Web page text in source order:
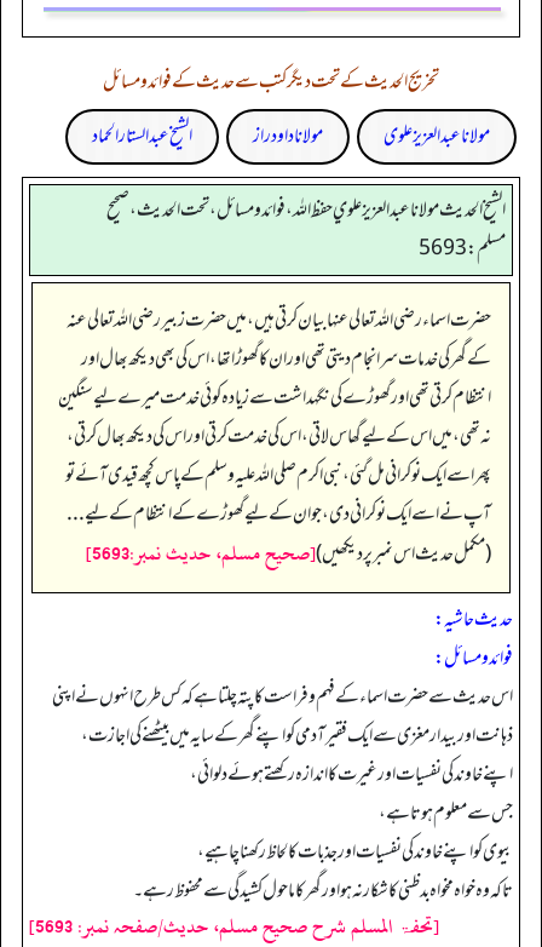
تخریج الحدیث کے تحت دیگر کتب سے حدیث کے فوائد و مسائل
مولانا عبد العزیز علوی
مولانا داود راز الشیخ عبدالستار الحماد
الشيخ الحديث مولانا عبدالعزيز علوي حفظ الله، فوائد و مسائل، تحت الحديث ، صحيح
مسلم: 5693
حضرت اسماء رضی اللہ تعالی عنہا بیان کرتی ہیں، میں حضرت زبیر رضی اللہ تعالی عنہ
کے گھر کی خدمات سر انجام دیتی تھی اور ان کا گھوڑا تھا، اس کی بھی دیکھ بھال اور
انتظام کرتی تھی اور گھوڑے کی نگہداشت سے زیادہ کوئی خدمت میرے لیے سنگین
نہ تھی، میں اس کے لیے گھاس لاتی، اس کی خدمت کرتی اور اس کی دیکھ بھال کرتی،
پھر اسے ایک نوکرانی مل گئی، نبی اکرم صلی اللہ علیہ وسلم کے پاس کچھ قیدی آئے تو
آپ نے اسے ایک نوکرانی دی، جو ان کے لیے گھوڑے کے انتظام کے لیے...
(مکمل حدیث اس نمبر پر دیکھیں)[صحيح مسلم، حديث نمبر:5693]
حدیث حاشیہ:
فوائد ومسائل:
اس حدیث سے حضرت اسماء کے فہم و فراست کا پتہ چلتا ہے کہ کس طرح انہوں نے اپنی
ذہانت اور بیدار مغزی سے ایک فقیر آدمی کو اپنے گھر کے سایہ میں بیٹھنے کی اجازت،
اپنے خاوند کی نفسیات اور غیرت کا اندازہ رکھتے ہوئے دلوائی،
جس سے معلوم ہوتا ہے،
بیوی کو اپنے خاوند کی نفسیات اور جذبات کا لحاظ رکھنا چاہیے،
تاکہ وہ خواہ مخواہ بدظنی کا شکار نہ ہو اور گھر کا ماحول کشیدگی سے محفوظ رہے۔
[تحفۃ المسلم شرح صحیح مسلم، حدیث/صفحہ نمبر: 5693]